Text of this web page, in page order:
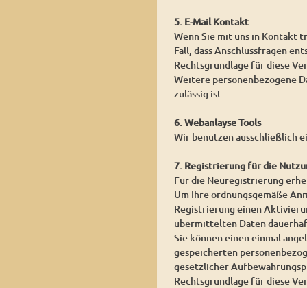
5. E-Mail Kontakt
Wenn Sie mit uns in Kontakt
Fall, dass Anschlussfragen
Rechtsgrundlage für diese
Weitere personenbezogene
zulässig ist.
6. Webanlayse Tools
Wir benutzen ausschließlich
7. Registrierung für die
Für die Neuregistrierung
Um Ihre ordnungsgemäße
Registrierung einen
übermittelten Daten
Sie können einen einmal
gespeicherten
gesetzlicher
Rechtsgrundlage für diese